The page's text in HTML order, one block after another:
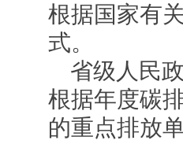
根据国家有
式。
省级人民
根据年度碳
的重点排放